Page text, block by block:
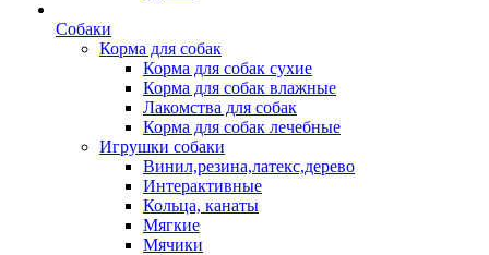
Собаки
Корма для собак
Корма для собак сухие
Корма для собак влажные
Лакомства для собак
Корма для собак лечебные
Игрушки собаки
Винил,резина,латекс,дерево
Интерактивные
Кольца, канаты
Мягкие
Мячики